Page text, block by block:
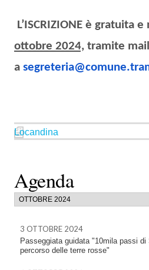
Agenda
3 OTTOBRE 2024
Passeggiata guidata "10mila passi
percorso delle terre rosse"
L’ISCRIZIONE è gratuita e
ottobre 2024, tramite mail
a segreteria@comune.
Locandina